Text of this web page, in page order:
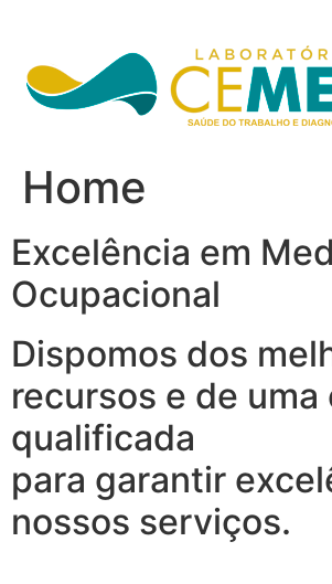
conteúdo
Home
Excelência em
Ocupacional
Dispomos dos
recursos e de uma
qualificada
para garantir
nossos serviços.